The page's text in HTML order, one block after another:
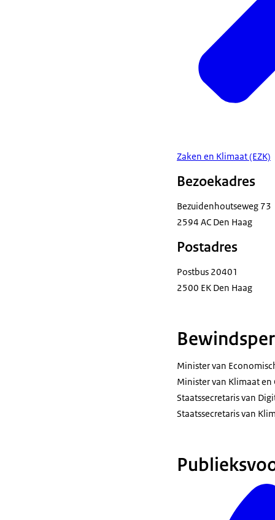
Zaken en Klimaat (EZK)
Bezoekadres
Bezuidenhoutseweg 73
2594 AC Den Haag
Postadres
Postbus 20401
2500 EK Den Haag
Minister van
Minister van Klimaat en
Staatssecretaris van
Staatssecretaris van